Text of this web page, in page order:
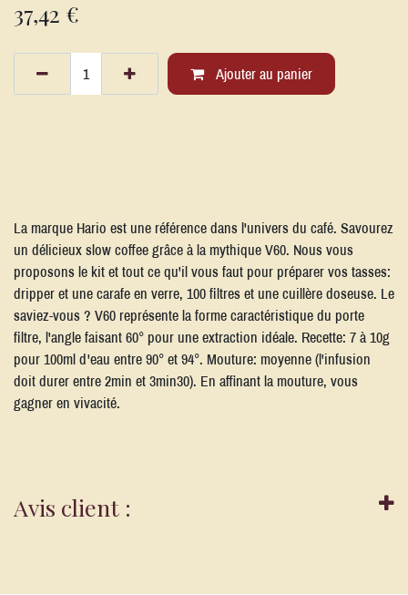
37,42 €
Ajouter au panier
La marque Hario est une référence dans l'univers du café. Savourez
un délicieux slow coffee grâce à la mythique V60. Nous vous
proposons le kit et tout ce qu'il vous faut pour préparer vos tasses:
dripper et une carafe en verre, 100 filtres et une cuillère doseuse. Le
saviez-vous ? V60 représente la forme caractéristique du porte
filtre, l'angle faisant 60° pour une extraction idéale. Recette: 7 à 10g
pour 100ml d'eau entre 90° et 94°. Mouture: moyenne (l'infusion
doit durer entre 2min et 3min30). En affinant la mouture, vous
gagner en vivacité.
Avis client :